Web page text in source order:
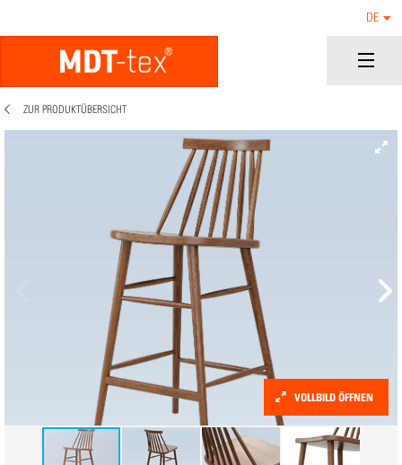
DE
ZUR PRODUKTÜBERSICHT
VOLLBILD ÖFFNEN